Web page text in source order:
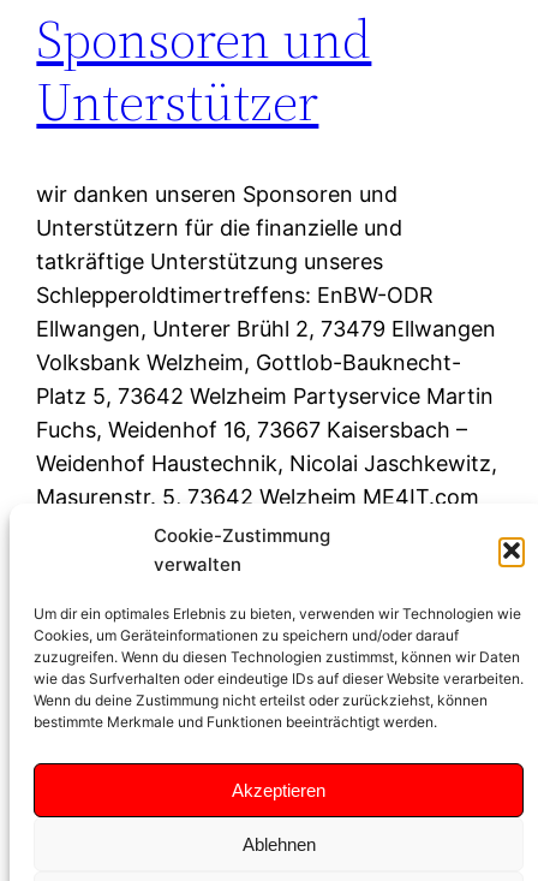
Cookie-Zustimmung
verwalten
Um dir ein optimales Erlebnis zu bieten, verwenden wir Technologien wie
Cookies, um Geräteinformationen zu speichern und/oder darauf
zuzugreifen. Wenn du diesen Technologien zustimmst, können wir Daten
wie das Surfverhalten oder eindeutige IDs auf dieser Website verarbeiten.
Wenn du deine Zustimmung nicht erteilst oder zurückziehst, können
bestimmte Merkmale und Funktionen beeinträchtigt werden.
Akzeptieren
Ablehnen
Sponsoren und
Unterstützer
wir danken unseren Sponsoren und
Unterstützern für die finanzielle und
tatkräftige Unterstützung unseres
Schlepperoldtimertreffens: EnBW-ODR
Ellwangen, Unterer Brühl 2, 73479 Ellwangen
Volksbank Welzheim, Gottlob-Bauknecht-
Platz 5, 73642 Welzheim Partyservice Martin
Fuchs, Weidenhof 16, 73667 Kaisersbach –
Weidenhof Haustechnik, Nicolai Jaschkewitz,
Masurenstr. 5, 73642 Welzheim ME4IT.com
IT-Dienstleistungen, Rienharzer Str. 50,
73642 Welzheim Tauziehfreunde Pfahlbronn
Juni 26, 2022